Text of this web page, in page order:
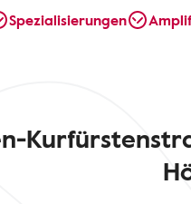
Spezialisierungen